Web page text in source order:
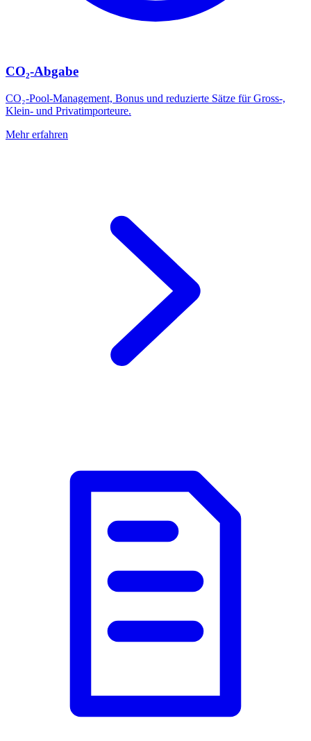
CO₂-Abgabe
CO₂-Pool-Management, Bonus und reduzierte Sätze für Gross-,
Klein- und Privatimporteure.
Mehr erfahren